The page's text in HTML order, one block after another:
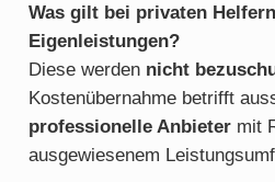
Was gilt bei privaten
Eigenleistungen?
Diese werden nicht
Kostenübernahme betrifft
professionelle Anbietermit
ausgewiesenem